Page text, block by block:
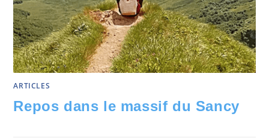
ARTICLES
Repos dans le massif du Sancy